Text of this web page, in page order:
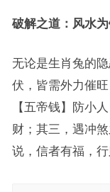
破解之道：风水
无论是生肖兔的
伏，皆需外力催
【五帝钱】防小
财；其三，遇冲
说，信者有福，行